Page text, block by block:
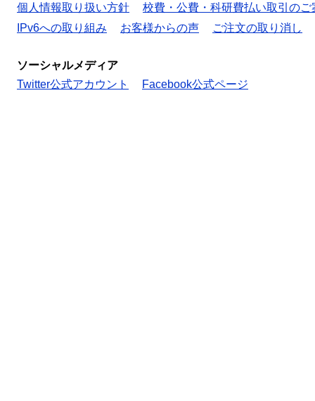
個人情報取り扱い方針
校費・公費・科研費払い取引のご
IPv6への取り組み
お客様からの声 ご注文の取り消し
ソーシャルメディア
Twitter公式アカウント
Facebook公式ページ